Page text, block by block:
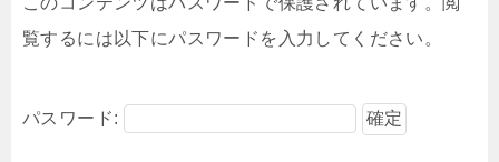
覧するには以下にパスワードを入力してください。
パスワード: